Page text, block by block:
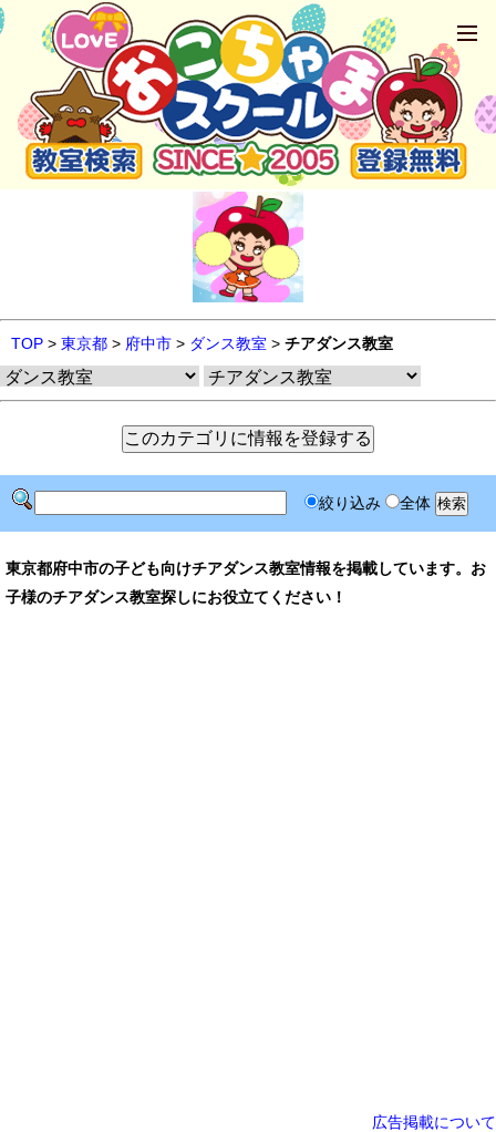
TOP > 東京都 > 府中市 > ダンス教室 > チアダンス教室
絞り込み 全体
東京都府中市の子ども向けチアダンス教室情報を掲載しています。お
子様のチアダンス教室探しにお役立てください！
広告掲載について